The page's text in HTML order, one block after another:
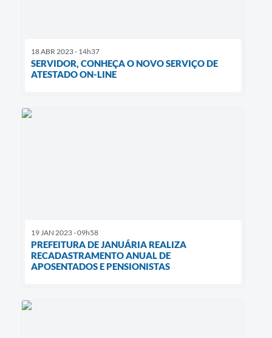
18 ABR 2023 - 14h37
SERVIDOR, CONHEÇA O NOVO SERVIÇO DE
ATESTADO ON-LINE
19 JAN 2023 - 09h58
PREFEITURA DE JANUÁRIA REALIZA
RECADASTRAMENTO ANUAL DE
APOSENTADOS E PENSIONISTAS